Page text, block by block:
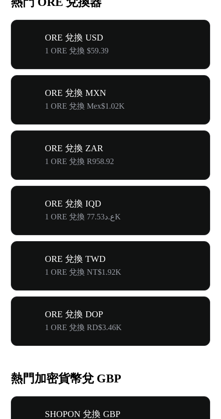
ORE 兌換 USD
1 ORE 兌換 $59.39
ORE 兌換 MXN
1 ORE 兌換 Mex$1.02K
ORE 兌換 ZAR
1 ORE 兌換 R958.92
ORE 兌換 IQD
1 ORE 兌換 ع.د77.53K
ORE 兌換 TWD
1 ORE 兌換 NT$1.92K
ORE 兌換 DOP
1 ORE 兌換 RD$3.46K
熱門加密貨幣兌 GBP
SHOPON 兌換 GBP